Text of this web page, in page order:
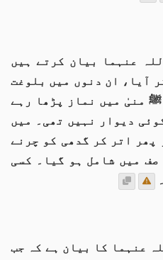
عنہما بیان کرتے ہیں
آیا، ان دنوں میں بلوغت
منیٰ میں نماز پڑھا رہے
دیوار نہیں تھی۔ میں
پھر اتر کر گدھی کو چرنے
میں شامل ہو گیا۔ کسی
عنہما کا بیان ہے کہ جب